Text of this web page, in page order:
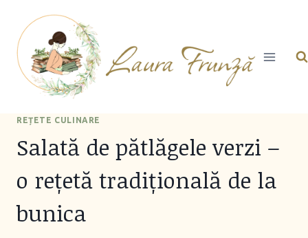
content
REȚETE CULINARE
Salată de pătlăgele verzi –
o rețetă tradițională de la
bunica